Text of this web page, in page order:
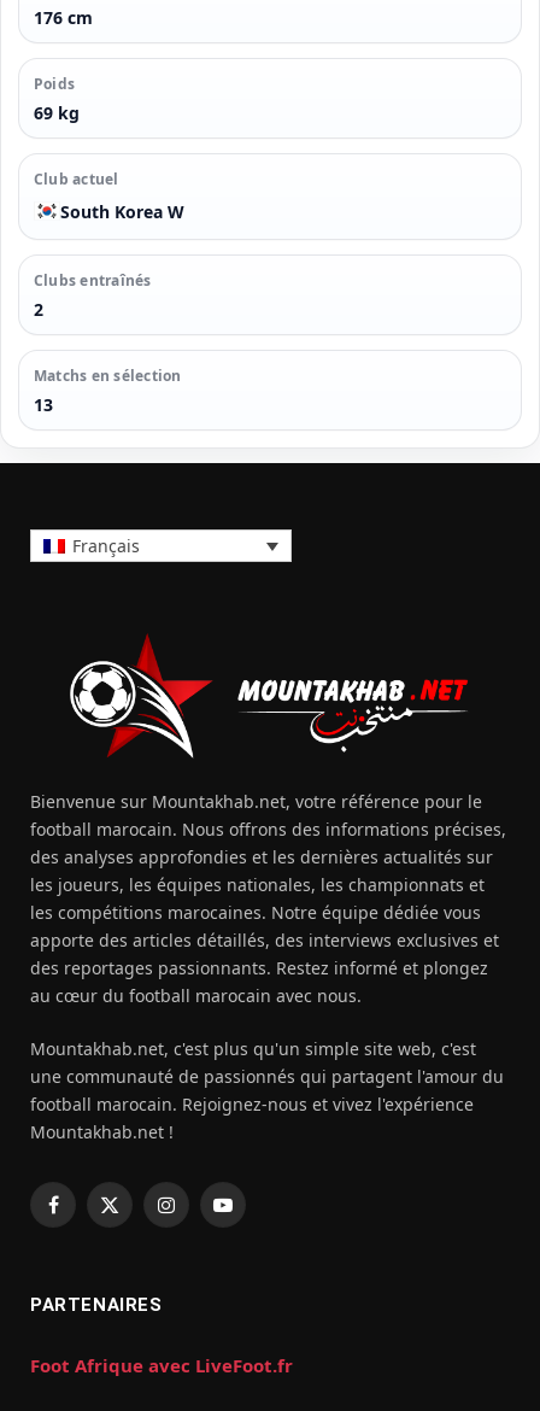
176 cm
Poids
69 kg
Club actuel
South Korea W
Clubs entraînés
2
Matchs en sélection
13
Français
Bienvenue sur Mountakhab.net, votre référence pour le
football marocain. Nous offrons des informations précises,
des analyses approfondies et les dernières actualités sur
les joueurs, les équipes nationales, les championnats et
les compétitions marocaines. Notre équipe dédiée vous
apporte des articles détaillés, des interviews exclusives et
des reportages passionnants. Restez informé et plongez
au cœur du football marocain avec nous.
Mountakhab.net, c'est plus qu'un simple site web, c'est
une communauté de passionnés qui partagent l'amour du
football marocain. Rejoignez-nous et vivez l'expérience
Mountakhab.net !
Facebook
X
InstagramYouTube
PARTENAIRES
Foot Afrique avec LiveFoot.fr